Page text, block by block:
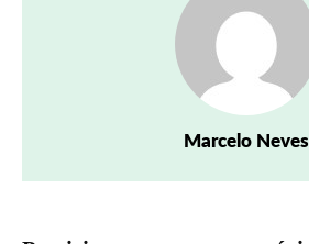
Marcelo Neves